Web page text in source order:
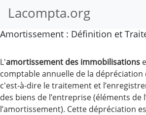
Lacompta.org
Amortissement : Définition et
L'amortissement des immobilisations
comptable annuelle de la
c'est-à-dire le traitement et
des biens de l’entreprise (éléments de
l’amortissement). Cette dépréciation